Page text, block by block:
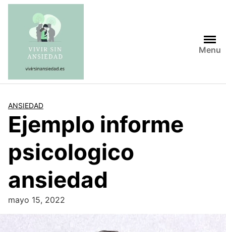
Saltar
contenido
Menu
ANSIEDAD
Ejemplo informe
psicologico
ansiedad
mayo 15, 2022